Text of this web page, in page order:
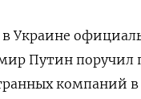
Украине
Путин поручил
компаний в